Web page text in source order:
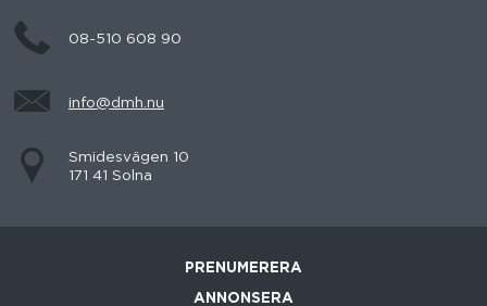
08-510 608 90
info@dmh.nu
Smidesvägen 10
171 41 Solna
PRENUMERERA
ANNONSERA